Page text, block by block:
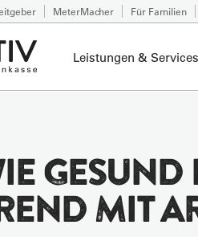
MeterMacher Für Familien
Leistungen & Services
MIT